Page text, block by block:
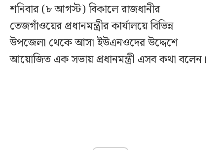
শনিবার (৮ আগস্ট) বিকালে রাজধানীর
তেজগাঁওয়ের প্রধানমন্ত্রীর কার্যালয়ে বিভিন্ন
উপজেলা থেকে আসা ইউএনওদের উদ্দেশে
আয়োজিত এক সভায় প্রধানমন্ত্রী এসব কথা বলেন।